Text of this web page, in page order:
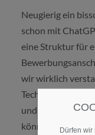
Neugierig ein
schon mit
eine Struktur für
wir wirklich
Technologie und
und welchen
können? InDürfen wir